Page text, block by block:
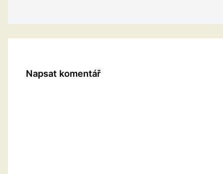
Napsat komentář